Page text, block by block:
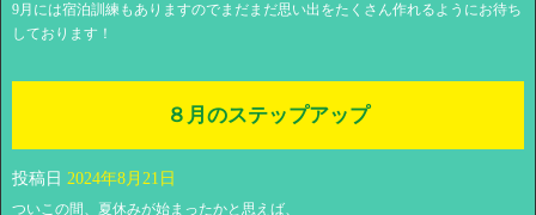
9月には宿泊訓練もありますのでまだまだ思い出をたくさん作れるようにお待ち
しております！
８月のステップアップ
投稿日 2024年8月21日
ついこの間、夏休みが始まったかと思えば、